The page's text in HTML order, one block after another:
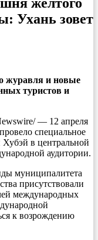
Ухань зовет
журавля и новые
туристов и
— 12 апреля
специальное
в центральной
аудитории.
муниципалитета
присутствовали
международных
к возрождению